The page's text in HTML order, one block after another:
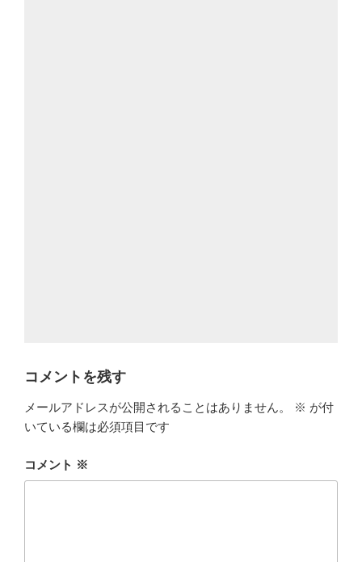
コメントを残す
メールアドレスが公開されることはありません。 ※ が付
いている欄は必須項目です
コメント ※